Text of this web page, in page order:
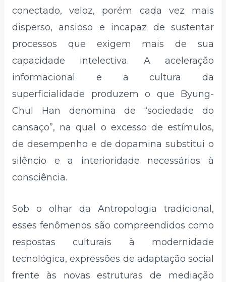
conectado, veloz, porém cada vez mais
disperso, ansioso e incapaz de sustentar
processos que exigem mais de sua
capacidade intelectiva. A aceleração
informacional e a cultura da
superficialidade produzem o que Byung-
Chul Han denomina de “sociedade do
cansaço”, na qual o excesso de estímulos,
de desempenho e de dopamina substitui o
silêncio e a interioridade necessários à
consciência.
Sob o olhar da Antropologia tradicional,
esses fenômenos são compreendidos como
respostas culturais à modernidade
tecnológica, expressões de adaptação social
frente às novas estruturas de mediação